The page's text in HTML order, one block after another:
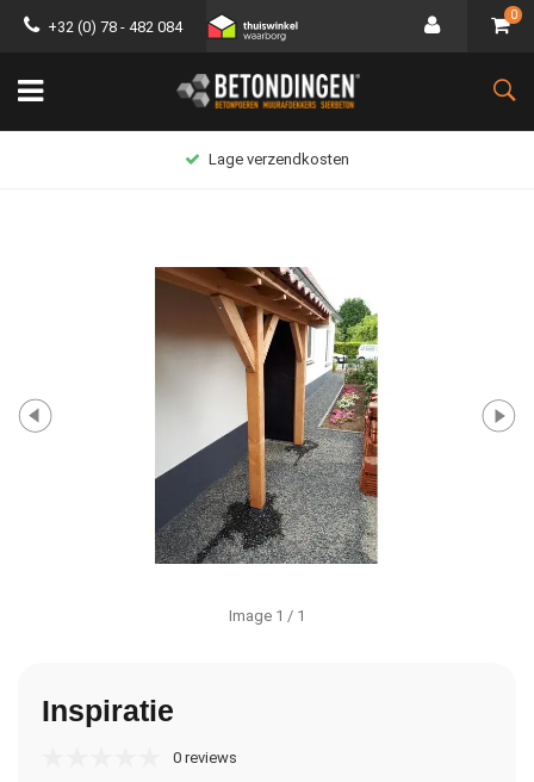
+32 (0) 78 - 482 084
0
Lage verzendkosten
Image 1 / 1
Inspiratie
0 reviews